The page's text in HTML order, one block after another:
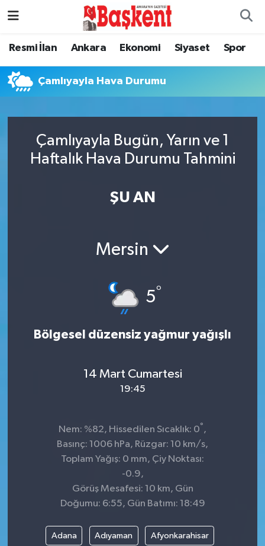
Resmi İlan Ankara Ekonomi Siyaset Spor
Çamlıyayla Hava Durumu
Çamlıyayla Bugün, Yarın ve 1
Haftalık Hava Durumu Tahmini
ŞU AN
Mersin
5°
Bölgesel düzensiz yağmur yağışlı
14 Mart Cumartesi
19:45
Nem: %82, Hissedilen Sıcaklık: 0° ,
Basınç: 1006 hPa, Rüzgar: 10 km/s,
Toplam Yağış: 0 mm, Çiy Noktası:
-0.9,
Görüş Mesafesi: 10 km, Gün
Doğumu: 6:55, Gün Batımı: 18:49
Adana Adıyaman Afyonkarahisar